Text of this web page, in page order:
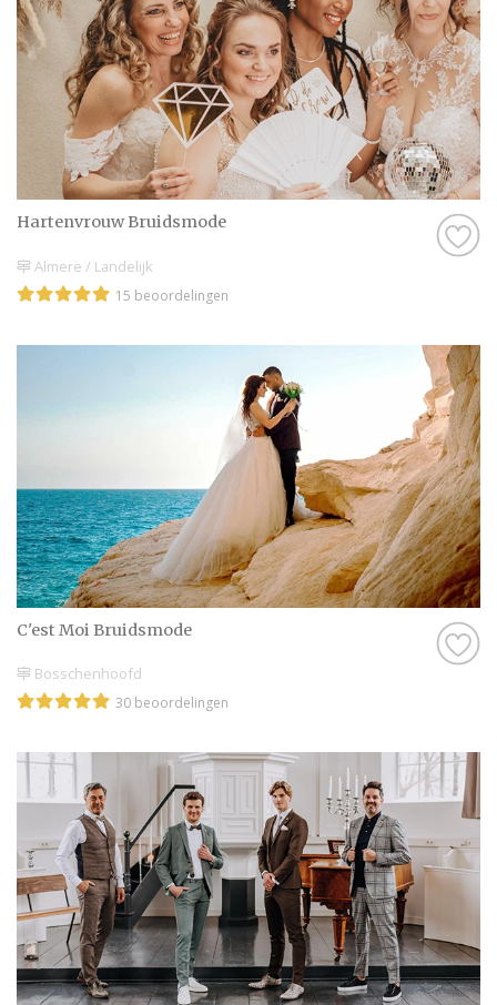
Hartenvrouw Bruidsmode
Almere / Landelijk
15 beoordelingen
C'est Moi Bruidsmode
Bosschenhoofd
30 beoordelingen